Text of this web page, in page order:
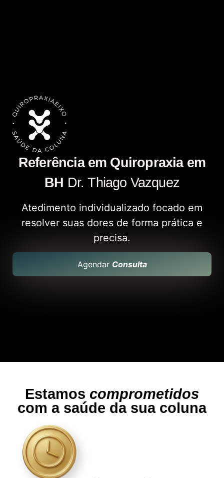
Referência em Quiropraxia em
BH Dr. Thiago Vazquez
Atedimento individualizado focado em
resolver suas dores de forma prática e
precisa.
Agendar Consulta
Estamos comprometidos
com a saúde da sua coluna